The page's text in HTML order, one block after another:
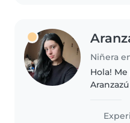
Niñera
Hola!